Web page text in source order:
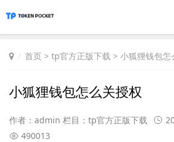
首页 > tp官方正版下载 > 小狐狸钱包怎
小狐狸钱包怎么关授权
作者：admin 栏目： tp官方正版下载
490013